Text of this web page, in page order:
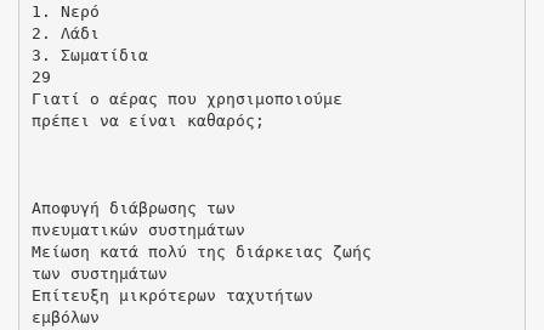
1. Νερό
2. Λάδι
3. Σωµατίδια
29
Γιατί ο αέρας που χρησιµοποιούµε
πρέπει να είναι καθαρός;
Αποφυγή διάβρωσης των
πνευµατικών συστηµάτων
Μείωση κατά πολύ της διάρκειας ζωής
των συστηµάτων
Επίτευξη µικρότερων ταχυτήτων
εµβόλων